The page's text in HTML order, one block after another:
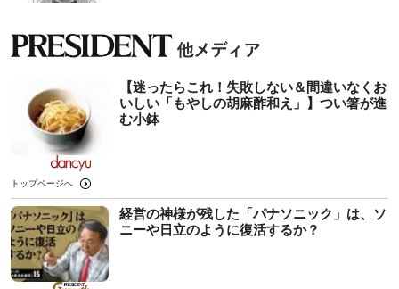
【迷ったらこれ！失敗しない＆間違いなくお
いしい「もやしの胡麻酢和え」】つい箸が進
む小鉢
トップページへ
経営の神様が残した「パナソニック」は、ソ
ニーや日立のように復活するか？